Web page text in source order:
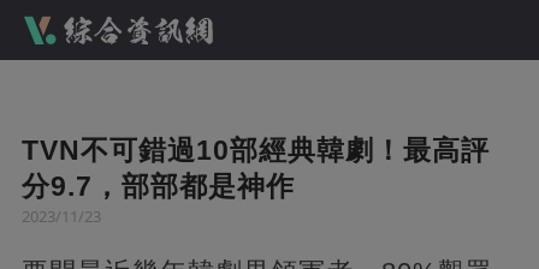
TVN不可錯過10部經典韓劇！最高評
分9.7，部部都是神作
2023/11/23